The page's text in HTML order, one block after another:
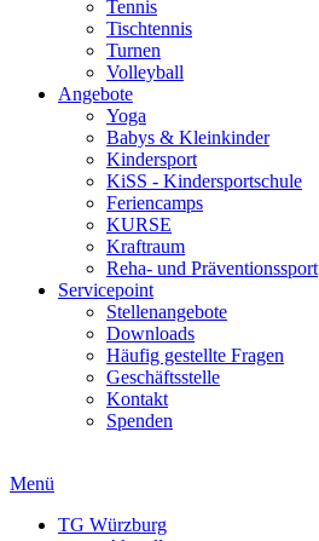
Tennis
Tischtennis
Turnen
Volleyball
Angebote
Yoga
Babys & Kleinkinder
Kindersport
KiSS - Kindersportschule
Feriencamps
KURSE
Kraftraum
Reha- und Präventionssport
Servicepoint
Stellenangebote
Downloads
Häufig gestellte Fragen
Geschäftsstelle
Kontakt
Spenden
Menü
TG Würzburg